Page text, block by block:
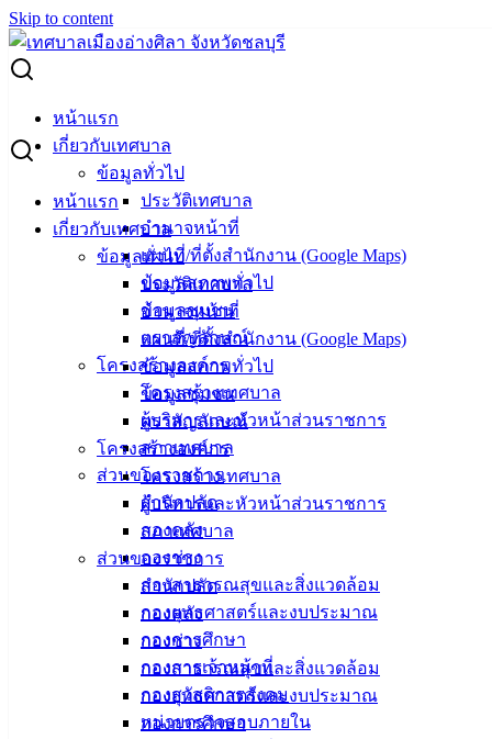
Skip to content
หน้าแรก
เกี่ยวกับเทศบาล
ข้อมูลทั่วไป
ประวัติเทศบาล
อำนาจหน้าที่
แผนที่/ที่ตั้งสำนักงาน (Google Maps)
ข้อมูลสภาพทั่วไป
ข้อมูลชุมชน
ตราสัญลักษณ์
โครงสร้างองค์กร
โครงสร้างเทศบาล
ผู้บริหารและหัวหน้าส่วนราชการ
สภาเทศบาล
ส่วนของราชการ
สำนักปลัด
กองคลัง
กองช่าง
กองสาธารณสุขและสิ่งแวดล้อม
กองยุทธศาสตร์และงบประมาณ
กองการศึกษา
กองการเจ้าหน้าที่
กองสวัสดิการสังคม
หน่วยตรวจสอบภายใน
หน้าแรก
เกี่ยวกับเทศบาล
ข้อมูลทั่วไป
ประวัติเทศบาล
อำนาจหน้าที่
แผนที่/ที่ตั้งสำนักงาน (Google Maps)
ข้อมูลสภาพทั่วไป
ข้อมูลชุมชน
ตราสัญลักษณ์
โครงสร้างองค์กร
โครงสร้างเทศบาล
ผู้บริหารและหัวหน้าส่วนราชการ
สภาเทศบาล
ส่วนของราชการ
สำนักปลัด
กองคลัง
กองช่าง
กองสาธารณสุขและสิ่งแวดล้อม
กองยุทธศาสตร์และงบประมาณ
กองการศึกษา
Search for:
แผนการตรวจสอบประจำปีงบประมาณ พ.ศ. 2568
แผนการตรวจสอบประจำปีงบประมาณ
พ.ศ. 2568
กันยายน 27, 2024 ตุลาคม 4, 2024
สอบภายใน การควบคุมภายใน จัดการความเสี่ยง
แผนการตรวจสอบประจำปี ปีงบประมาณ พ.ศ. 2568
สำนักงาน
อ.เมือง จ.ชลบุรี